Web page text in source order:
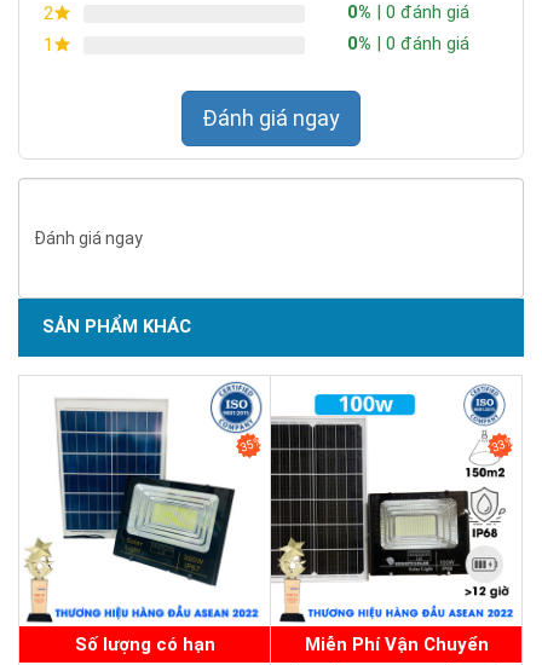
SẢN PHẨM CHẤT LƯỢNG - DỊCH VỤ TIN DÙNG LẦN VII - 2020
2
0% | 0 đánh giá
1
0% | 0 đánh giá
Đánh giá ngay
Đánh giá ngay
SẢN PHẨM KHÁC
35%
Số lượng có hạn
33%
Miễn Phí Vận Chuyển